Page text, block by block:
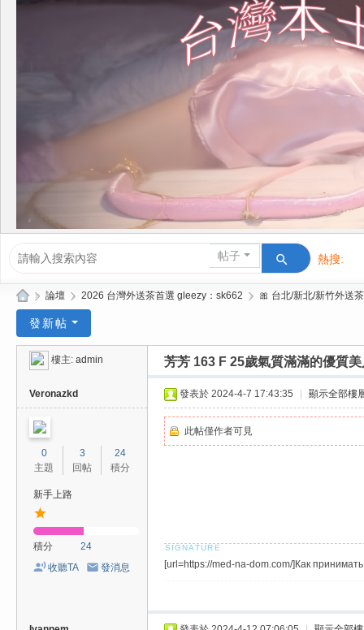
帖子 熱搜:
活動/交
ee
» 論壇 › 2026 台灣外送茶首選 gleezy：sk662 › 🎀 台北/新北/新竹外送茶
發新帖
樓主: admin 芳芳 163 F 25歲氣質滿滿的優質
Veronazkd
0
主題
3
回帖
24
積分
新手上路
積分
24
收聽TA
發消息
發表於 2024-4-7 17:43:35 顯示全部樓
此帖僅作者可見
[url=https://med-na-dom.com/]Как